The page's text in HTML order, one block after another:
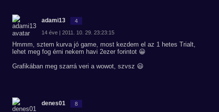
adami13 4
14 éve | 2011. 10. 29. 23:23:15
Hmmm, sztem kurva jó game, most kezdem el az 1 hetes Trialt,
lehet meg fog érni nekem havi 2ezer forintot 😀
Grafikában meg szarrá veri a wowot, szvsz 😃
denes01 8